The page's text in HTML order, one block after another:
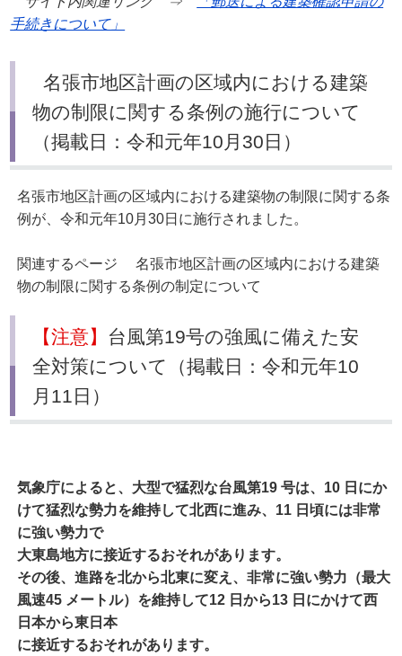
手続きについて」
名張市地区計画の区域内における建築
物の制限に関する条例の施行について
（掲載日：令和元年10月30日）
名張市地区計画の区域内における建築物の制限に関する条
例が、令和元年10月30日に施行されました。
関連するページ 名張市地区計画の区域内における建築
物の制限に関する条例の制定について
【注意】 台風第19号の強風に備えた安
全対策について（掲載日：令和元年10
月11日）
気象庁によると、大型で猛烈な台風第19 号は、10 日にか
けて猛烈な勢力を維持して北西に進み、11 日頃には非常
に強い勢力で
大東島地方に接近するおそれがあります。
その後、進路を北から北東に変え、非常に強い勢力（最大
風速45 メートル）を維持して12 日から13 日にかけて西
日本から東日本
に接近するおそれがあります。